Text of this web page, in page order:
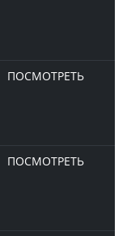
ПОСМОТРЕТЬ
ПОСМОТРЕТЬ